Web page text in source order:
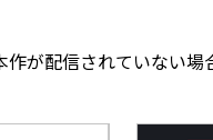
が配信されていない場